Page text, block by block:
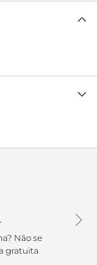
ao couro e
com
larga tripla,
marrom,
e o
O mood
de Alto
Não se
gratuita